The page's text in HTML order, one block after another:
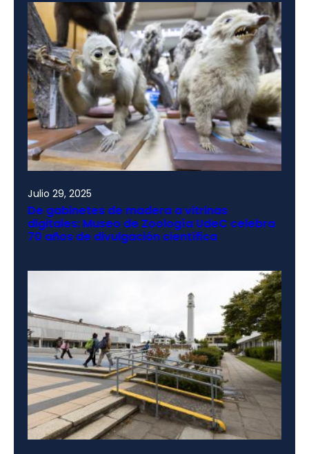
Julio 29, 2025
De gabinetes de madera a vitrinas
digitales: Museo de Zoología UdeC celebra
70 años de divulgación científica